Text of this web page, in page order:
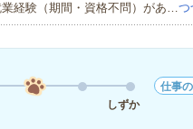
経験（期間・資格不問）があ…つ
しずか
仕事